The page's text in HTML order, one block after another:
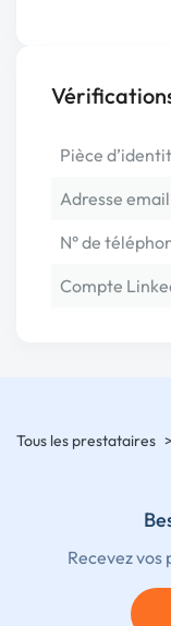
Pièce
Adresse email
N° de
Compte
Tous les prestataires >
Recevez vos